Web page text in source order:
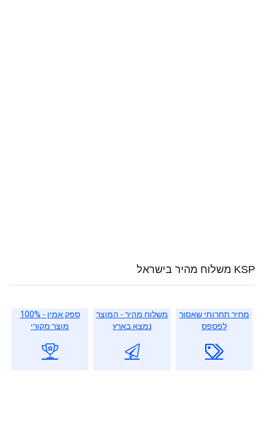
KSP משלוח מהיר בישראל
מחיר תחרותי שאסור
לפספס
משלוח מהיר - המוצר
נמצא בארץ
ספק אמין - 100%
מוצר מקורי